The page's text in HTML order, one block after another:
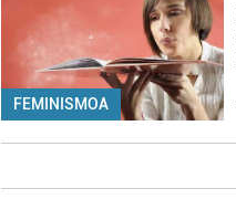
FEMINISMOA